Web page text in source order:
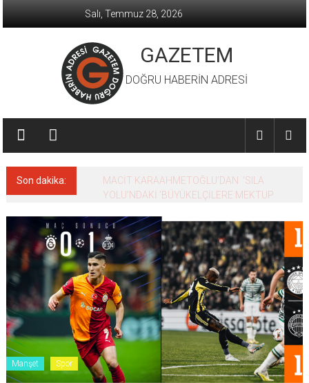
Salı, Temmuz 28, 2026
GAZETEM
DOĞRU HABERİN ADRESİ
Son dakika:
MACİT KARAAHMETOĞLU’DAN ‘SILA
YOLU’NDAKİ ’BÜYÜKELÇİLERE MEKTUP
Manşet Spor